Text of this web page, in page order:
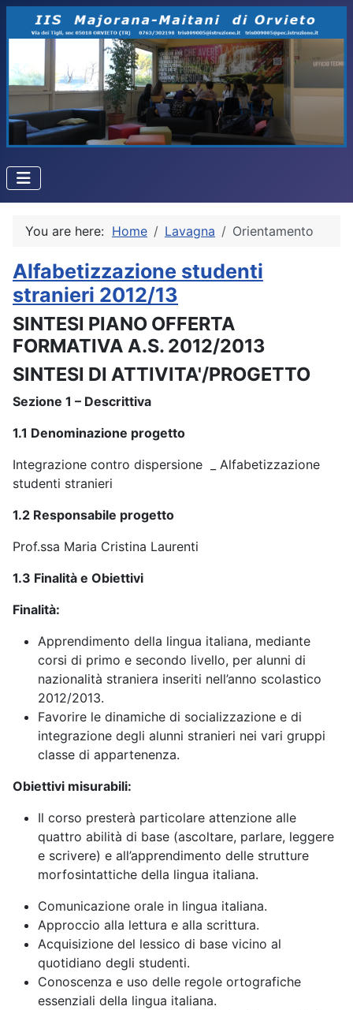
You are here: Home Lavagna Orientamento
Alfabetizzazione studenti
stranieri 2012/13
SINTESI PIANO OFFERTA
FORMATIVA A.S. 2012/2013
SINTESI DI ATTIVITA'/PROGETTO
Sezione 1 – Descrittiva
1.1 Denominazione progetto
Integrazione contro dispersione _ Alfabetizzazione
studenti stranieri
1.2 Responsabile progetto
Prof.ssa Maria Cristina Laurenti
1.3 Finalità e Obiettivi
Finalità:
Apprendimento della lingua italiana, mediante
corsi di primo e secondo livello, per alunni di
nazionalità straniera inseriti nell’anno scolastico
2012/2013.
Favorire le dinamiche di socializzazione e di
integrazione degli alunni stranieri nei vari gruppi
classe di appartenenza.
Obiettivi misurabili:
Il corso presterà particolare attenzione alle
quattro abilità di base (ascoltare, parlare, leggere
e scrivere) e all’apprendimento delle strutture
morfosintattiche della lingua italiana.
Comunicazione orale in lingua italiana.
Approccio alla lettura e alla scrittura.
Acquisizione del lessico di base vicino al
quotidiano degli studenti.
Conoscenza e uso delle regole ortografiche
essenziali della lingua italiana.